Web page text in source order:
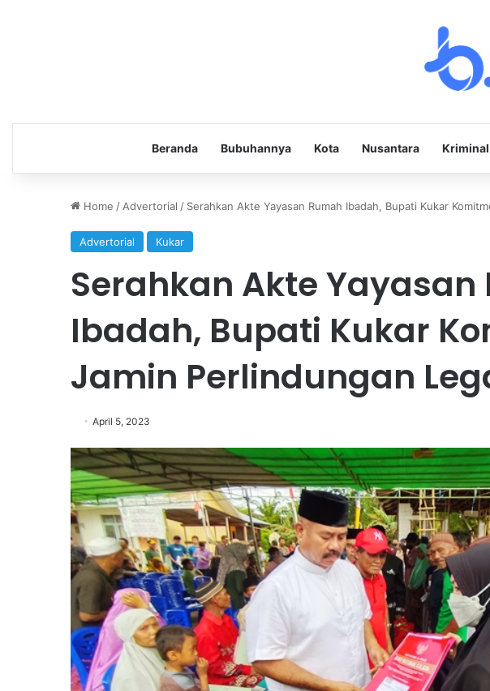
Beranda Bubuhannya Kota Nusantara Kriminal
Home / Advertorial / Serahkan Akte Yayasan Rumah Ibadah, Bupati Kukar
Advertorial Kukar
Serahkan Akte Yayasan
Ibadah, Bupati Kukar
Jamin Perlindungan
April 5, 2023